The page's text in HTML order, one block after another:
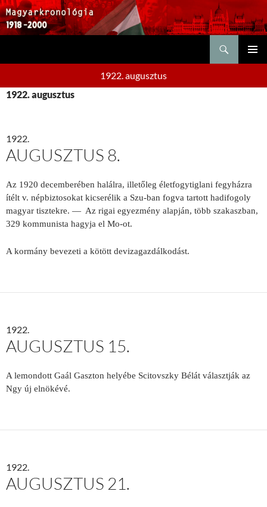
1922. augusztus
1922. augusztus
1922.
AUGUSZTUS 8.
Az 1920 decemberében halálra, illetőleg életfogytiglani fegyházra
ítélt v. népbiztosokat kicserélik a Szu-ban fogva tartott hadifogoly
magyar tisztekre. — Az rigai egyezmény alapján, több sza­kaszban,
329 kommunista hagyja el Mo-ot.
A kormány bevezeti a kötött devizagazdálkodást.
1922.
AUGUSZTUS 15.
A lemondott Gaál Gaszton helyébe Scitovszky Bélát választják az
Ngy új elnökévé.
1922.
AUGUSZTUS 21.